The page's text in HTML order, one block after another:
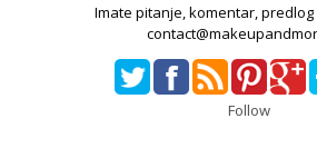
Imate pitanje, komentar,
Follow